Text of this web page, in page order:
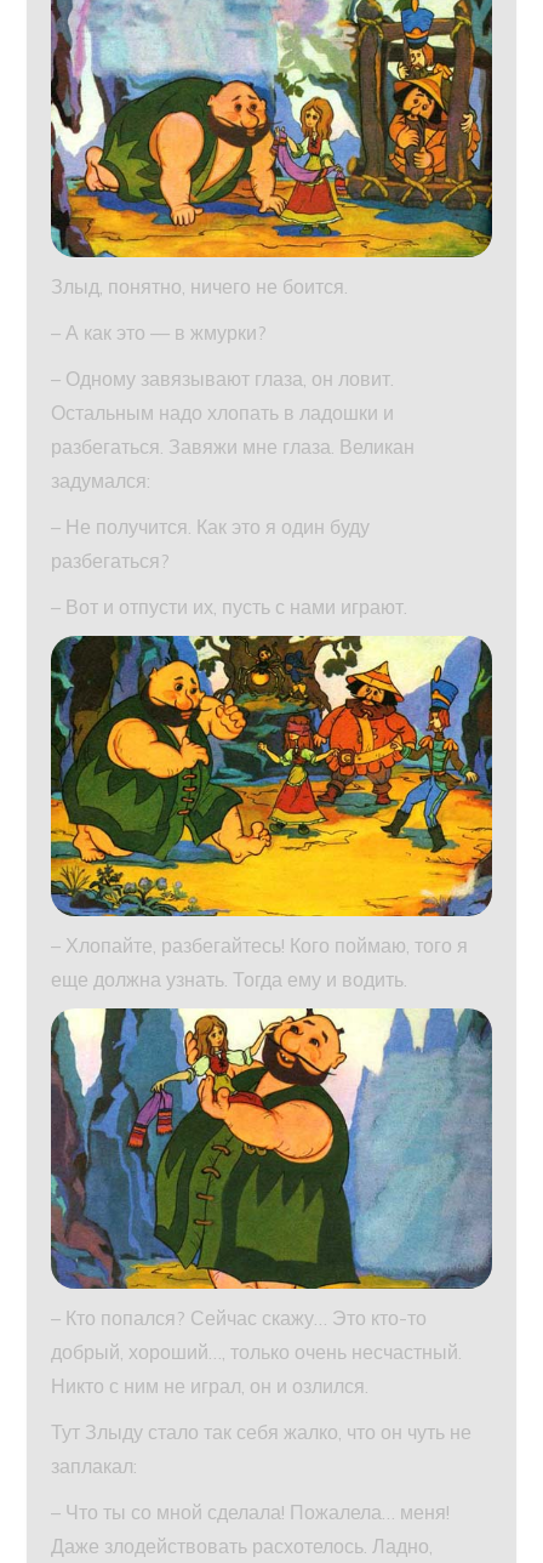
Злыд, понятно, ничего не боится.
– А как это — в жмурки?
– Одному завязывают глаза, он ловит.
Остальным надо хлопать в ладошки и
разбегаться. Завяжи мне глаза. Великан
задумался:
– Не получится. Как это я один буду
разбегаться?
– Вот и отпусти их, пусть с нами играют.
– Хлопайте, разбегайтесь! Кого поймаю, того я
еще должна узнать. Тогда ему и водить.
– Кто попался? Сейчас скажу… Это кто-то
добрый, хороший…, только очень несчастный.
Никто с ним не играл, он и озлился.
Тут Злыду стало так себя жалко, что он чуть не
заплакал:
– Что ты со мной сделала! Пожалела… меня!
Даже злодействовать расхотелось. Ладно,